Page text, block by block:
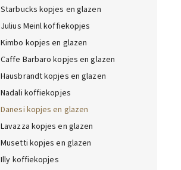
Starbucks kopjes en glazen
Julius Meinl koffiekopjes
Kimbo kopjes en glazen
Caffe Barbaro kopjes en glazen
Hausbrandt kopjes en glazen
Nadali koffiekopjes
Danesi kopjes en glazen
Lavazza kopjes en glazen
Musetti kopjes en glazen
Illy koffiekopjes